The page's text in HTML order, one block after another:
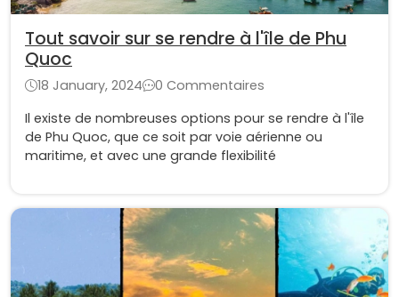
Tout savoir sur se rendre à l'île de Phu
Quoc
18 January, 2024
0 Commentaires
Il existe de nombreuses options pour se rendre à l'île
de Phu Quoc, que ce soit par voie aérienne ou
maritime, et avec une grande flexibilité